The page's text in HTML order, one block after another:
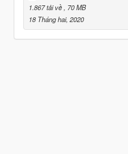
1.867 tải về
, 70 MB
18 Tháng hai, 2020